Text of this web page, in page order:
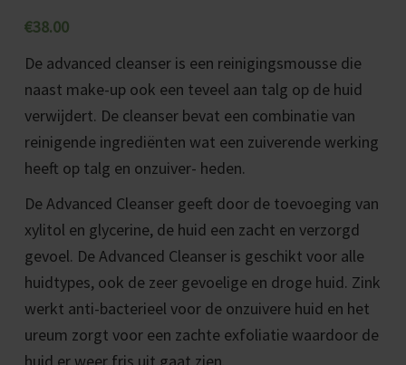
5.00op 5
opklant
n
€38.00
De advanced cleanser is een reinigingsmousse die
naast make-up ook een teveel aan talg op de huid
verwijdert. De cleanser bevat een combinatie van
reinigende ingrediënten wat een zuiverende werking
heeft op talg en onzuiver- heden.
De Advanced Cleanser geeft door de toevoeging van
xylitol en glycerine, de huid een zacht en verzorgd
gevoel. De Advanced Cleanser is geschikt voor alle
huidtypes, ook de zeer gevoelige en droge huid. Zink
werkt anti-bacterieel voor de onzuivere huid en het
ureum zorgt voor een zachte exfoliatie waardoor de
huid er weer fris uit gaat zien.